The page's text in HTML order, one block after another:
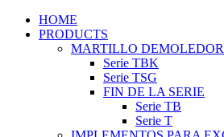
HOME
PRODUCTS
MARTILLO DEMOLEDOR
Serie TBK
Serie TSG
FIN DE LA SERIE
Serie TB
Serie T